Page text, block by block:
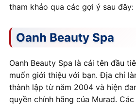
tham khảo qua các gợi ý sau đây:
Oanh Beauty Spa
Oanh Beauty Spa là cái tên đầu
muốn giới thiệu với bạn. Địa chỉ
thành lập từ năm 2004 và hiện
quyền chính hãng của Murad.